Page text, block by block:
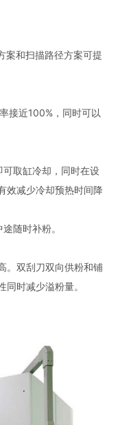
案和扫描路径方案可提
接近100%，同时可以
取缸冷却，同时在设
效减少冷却预热时间降
随时补粉。
。双刮刀双向供粉和铺
时减少溢粉量。